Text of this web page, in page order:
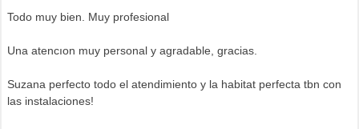
Todo muy bien. Muy profesional
Una atencıon muy personal y agradable, gracias.
Suzana perfecto todo el atendimiento y la habitat perfecta tbn con
las instalaciones!